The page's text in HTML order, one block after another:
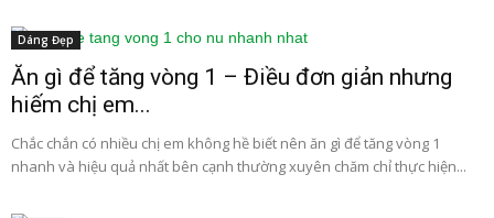
Dáng Đẹp
Ăn gì để tăng vòng 1 – Điều đơn giản nhưng
hiếm chị em...
Chắc chắn có nhiều chị em không hề biết nên ăn gì để tăng vòng 1
nhanh và hiệu quả nhất bên cạnh thường xuyên chăm chỉ thực hiện...